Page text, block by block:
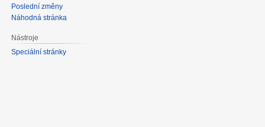
Poslední změny
Náhodná stránka
Nástroje
Speciální stránky